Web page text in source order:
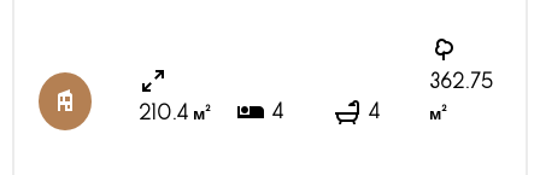
террасами или же большими частными садами.
Все квартиры могут быть декорированы и
обустроены по желанию клиента. Парк площадью
210.4 м² 4 4
362.75
м²